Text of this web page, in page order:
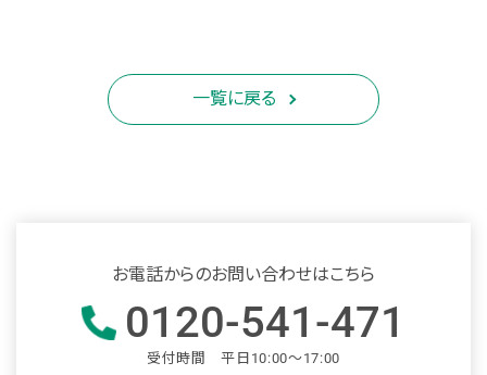
一覧に戻る
お電話からのお問い合わせはこちら
0120-541-471
受付時間 平日10:00～17:00